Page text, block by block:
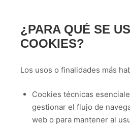
¿PARA QUÉ SE
COOKIES?
Los usos o finalidades más
Cookies técnicas
gestionar el flujo de
web o para mantener al